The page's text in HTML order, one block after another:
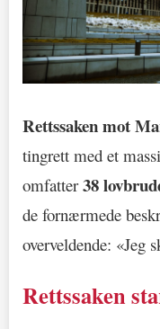
Rettssaken mot
tingrett med et
omfatter38
de fornærmede
overveldende: «Jeg
Rettssaken